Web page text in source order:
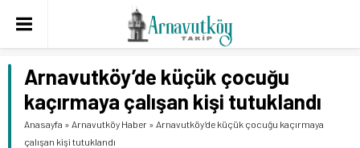
Arnavutköy’de küçük çocuğu
kaçırmaya çalışan kişi tutuklandı
Anasayfa » Arnavutköy Haber » Arnavutköy’de küçük çocuğu kaçırmaya
çalışan kişi tutuklandı